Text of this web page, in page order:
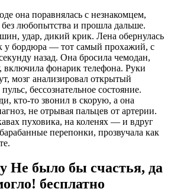
она поравнялась с незнакомцем,
без любопытства и прошла дальше.
удар, дикий крик. Лена обернулась
у бордюра — тот самый прохажий, с
назад. Она бросила чемодан,
включила фонарик телефона. Руки
мозг анализировал открытый
бессознательное состояние.
кто-то звонил в скорую, а она
не отрывая пальцев от артерии.
пуховика, на коленях — и вдруг
перепонки, прозвучала как
Не было бы счастья, да
бесплатно